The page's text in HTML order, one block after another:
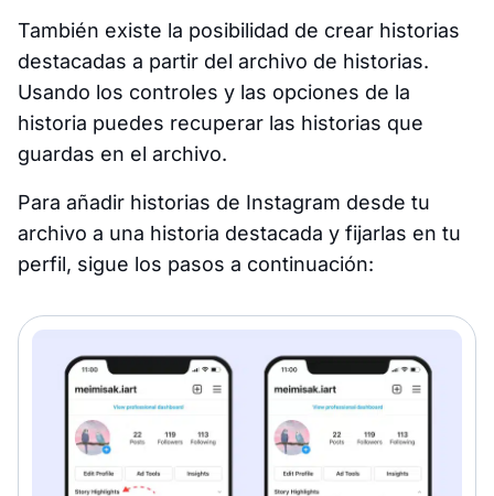
También existe la posibilidad de crear historias
destacadas a partir del archivo de historias.
Usando los controles y las opciones de la
historia puedes recuperar las historias que
guardas en el archivo.
Para añadir historias de Instagram desde tu
archivo a una historia destacada y fijarlas en tu
perfil, sigue los pasos a continuación: